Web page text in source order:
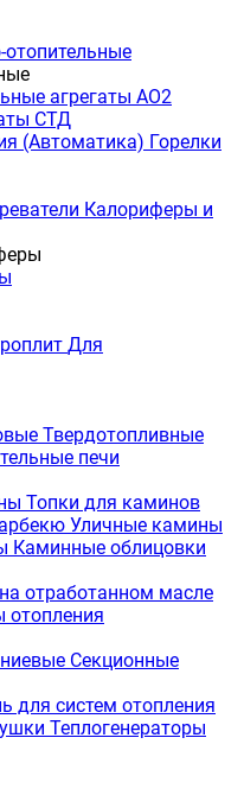
агрегаты АО2
СТД
(Автоматика) Горелки
Калориферы и
Для
Твердотопливные
печи
Топки для каминов
Уличные камины
Каминные облицовки
отработанном масле
отопления
Секционные
для систем отопления
Теплогенераторы